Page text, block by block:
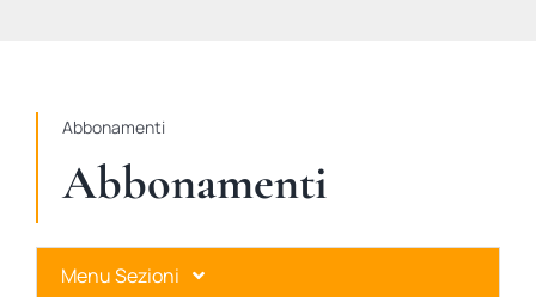
Abbonamenti
Abbonamenti
Menu Sezioni